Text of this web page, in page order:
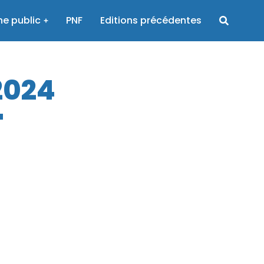
public PNF Editions précédentes